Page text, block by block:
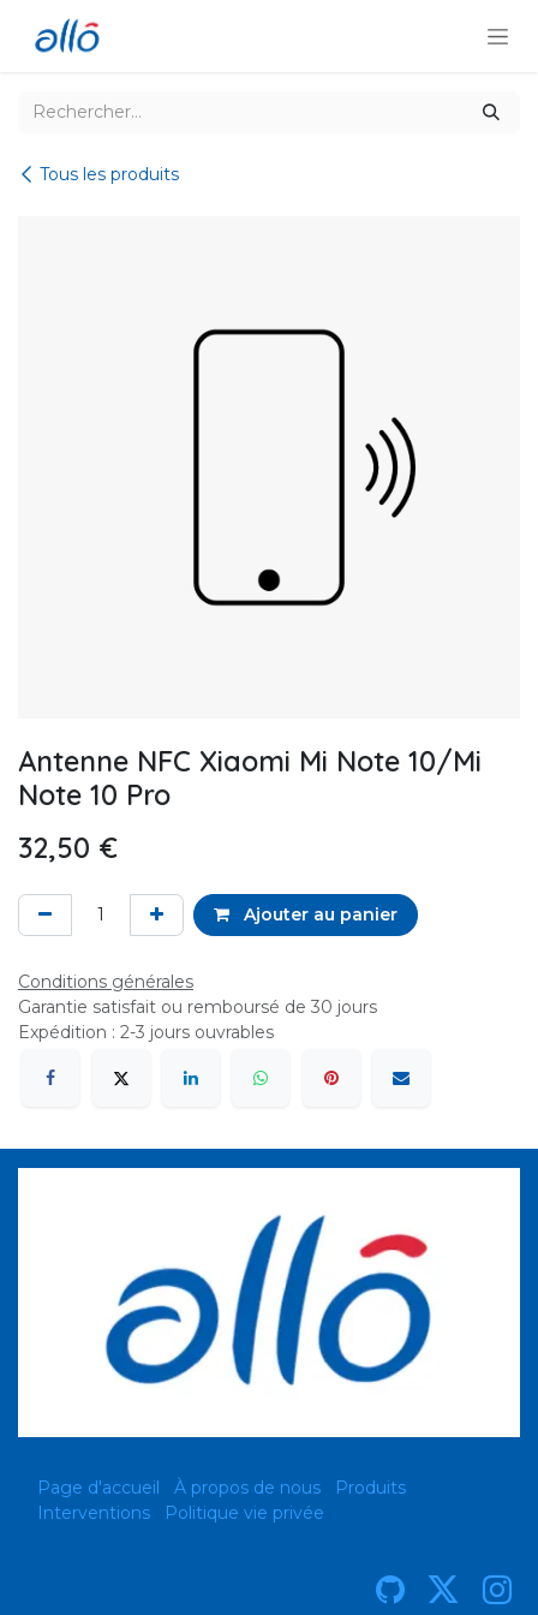
Tous les produits
Antenne NFC Xiaomi Mi Note 10/Mi
Note 10 Pro
32,50 €
Ajouter au panier
Conditions générales
Garantie satisfait ou remboursé de 30 jours
Expédition : 2-3 jours ouvrables
Page d'accueil À propos de nous
Produits
Interventions
Politique vie privée